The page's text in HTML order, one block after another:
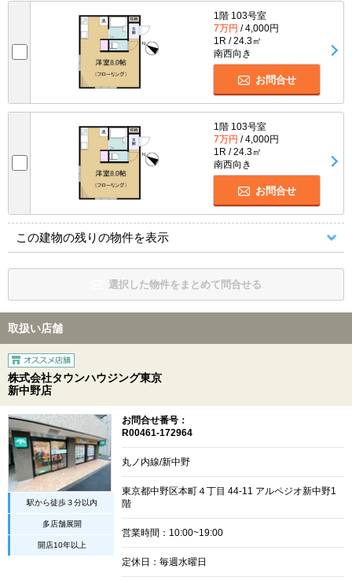
1階 103号室
7万円 / 4,000円
1R / 24.3㎡
南西向き
お問合せ
1階 103号室
7万円 / 4,000円
1R / 24.3㎡
南西向き
お問合せ
この建物の残りの物件を表示
選択した物件をまとめて問合せる
取扱い店舗
株式会社タウンハウジング東京
新中野店
駅から徒歩３分以内
多店舗展開
開店10年以上
お問合せ番号：
R00461-172964
丸ノ内線/新中野
東京都中野区本町４丁目 44-11 アルペジオ新中野1
階
営業時間：10:00~19:00
定休日：毎週水曜日